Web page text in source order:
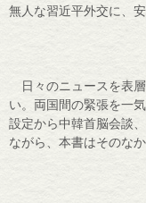
無人な習近平外交に、
日々のニュースを表
い。両国間の緊張を一
設定から中韓首脳会談
ながら、本書はそのな